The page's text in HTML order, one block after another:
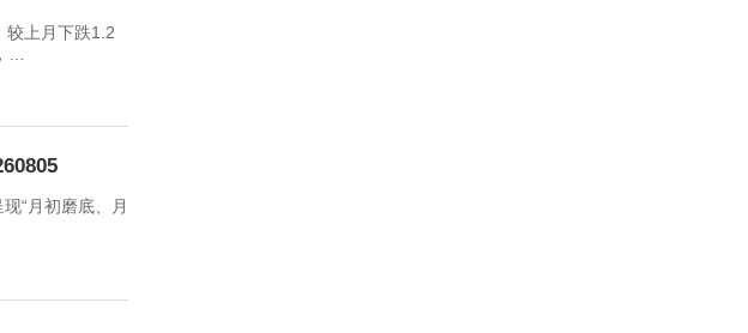
上月下跌1.2
…
月初磨底、月